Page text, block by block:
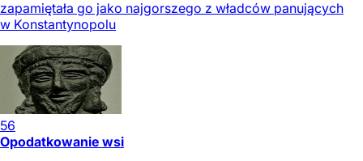
zapamiętała go jako najgorszego z władców panujących
w Konstantynopolu
56
Opodatkowanie wsi